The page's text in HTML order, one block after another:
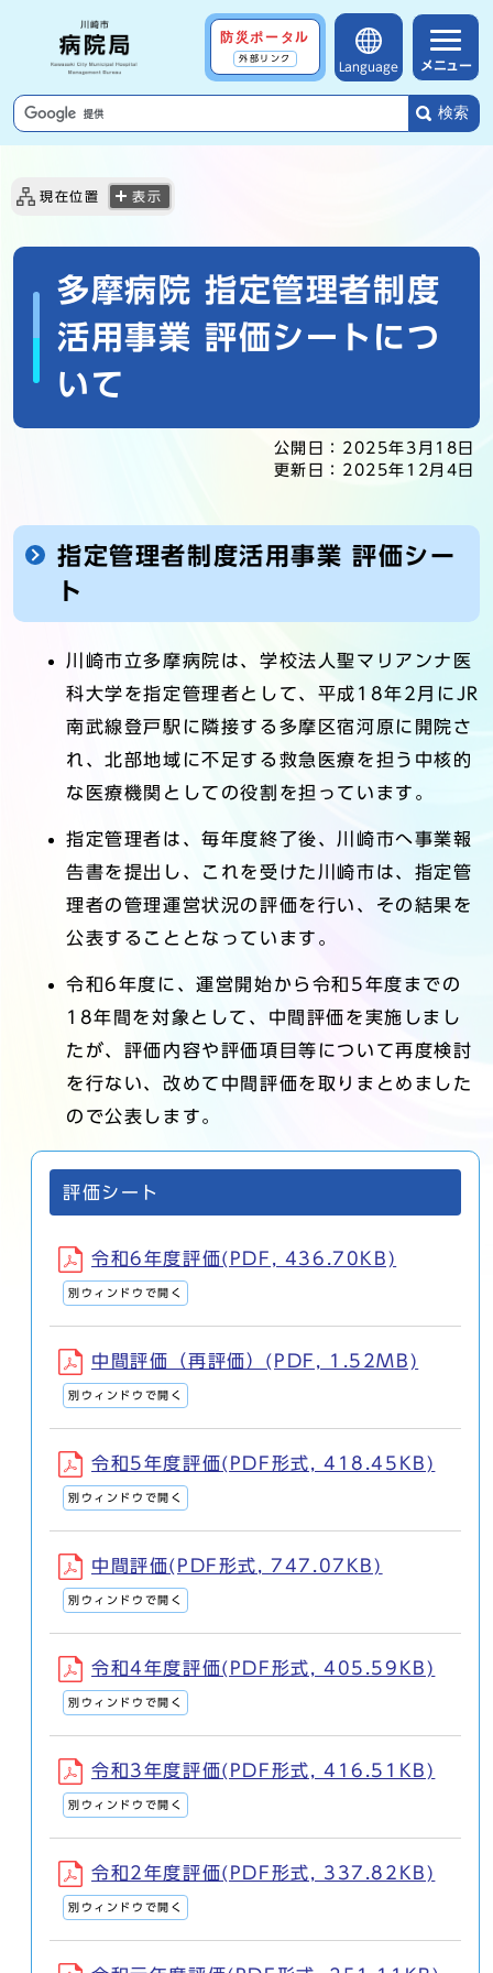
防災ポータル
外部リンク
Language メニュー
検索
現在位置 表示
多摩病院 指定管理者制度
活用事業 評価シートにつ
いて
公開日： 2025年3月18日
更新日： 2025年12月4日
指定管理者制度活用事業 評価シー
ト
川崎市立多摩病院は、学校法人聖マリアンナ医
科大学を指定管理者として、平成18年2月にJR
南武線登戸駅に隣接する多摩区宿河原に開院さ
れ、北部地域に不足する救急医療を担う中核的
な医療機関としての役割を担っています。
指定管理者は、毎年度終了後、川崎市へ事業報
告書を提出し、これを受けた川崎市は、指定管
理者の管理運営状況の評価を行い、その結果を
公表することとなっています。
令和6年度に、運営開始から令和5年度までの
18年間を対象として、中間評価を実施しまし
たが、評価内容や評価項目等について再度検討
を行ない、改めて中間評価を取りまとめました
ので公表します。
評価シート
令和6年度評価(PDF, 436.70KB)
別ウィンドウで開く
中間評価（再評価）(PDF, 1.52MB)
別ウィンドウで開く
令和5年度評価(PDF形式, 418.45KB)
別ウィンドウで開く
中間評価(PDF形式, 747.07KB)
別ウィンドウで開く
令和4年度評価(PDF形式, 405.59KB)
別ウィンドウで開く
令和3年度評価(PDF形式, 416.51KB)
別ウィンドウで開く
令和2年度評価(PDF形式, 337.82KB)
別ウィンドウで開く